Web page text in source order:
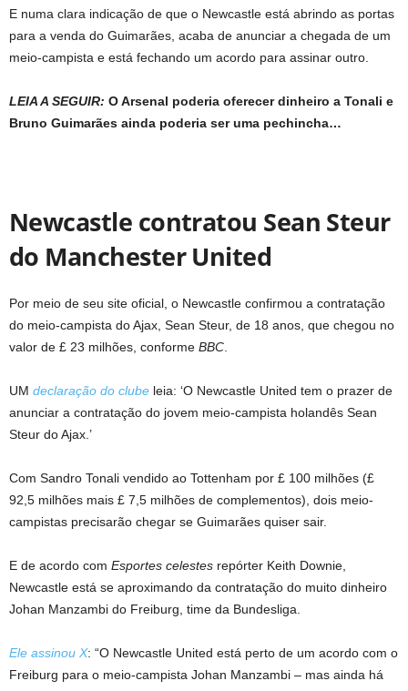
E numa clara indicação de que o Newcastle está abrindo as portas
para a venda do Guimarães, acaba de anunciar a chegada de um
meio-campista e está fechando um acordo para assinar outro.
LEIA A SEGUIR: O Arsenal poderia oferecer dinheiro a Tonali e
Bruno Guimarães ainda poderia ser uma pechincha…
Newcastle contratou Sean Steur
do Manchester United
Por meio de seu site oficial, o Newcastle confirmou a contratação
do meio-campista do Ajax, Sean Steur, de 18 anos, que chegou no
valor de £ 23 milhões, conforme BBC
UM declaração do clube leia: ‘O Newcastle United tem o prazer de
anunciar a contratação do jovem meio-campista holandês Sean
Steur do Ajax.’
Com Sandro Tonali vendido ao Tottenham por £ 100 milhões (£
92,5 milhões mais £ 7,5 milhões de complementos), dois meio-
campistas precisarão chegar se Guimarães quiser sair.
E de acordo com Esportes celestes repórter Keith Downie,
Newcastle está se aproximando da contratação do muito dinheiro
Johan Manzambi do Freiburg, time da Bundesliga.
Ele assinou X: “O Newcastle United está perto de um acordo com o
Freiburg para o meio-campista Johan Manzambi – mas ainda há